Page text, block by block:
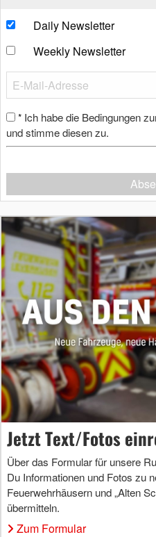
Daily Newsletter
Weekly Newsletter
* Ich habe die Bedingungen
und stimme diesen zu.
Jetzt Text/Fotos
Über das Formular für unsere
Du Informationen und Fotos zu
Feuerwehrhäusern und „Alten
übermitteln.
Zum Formular